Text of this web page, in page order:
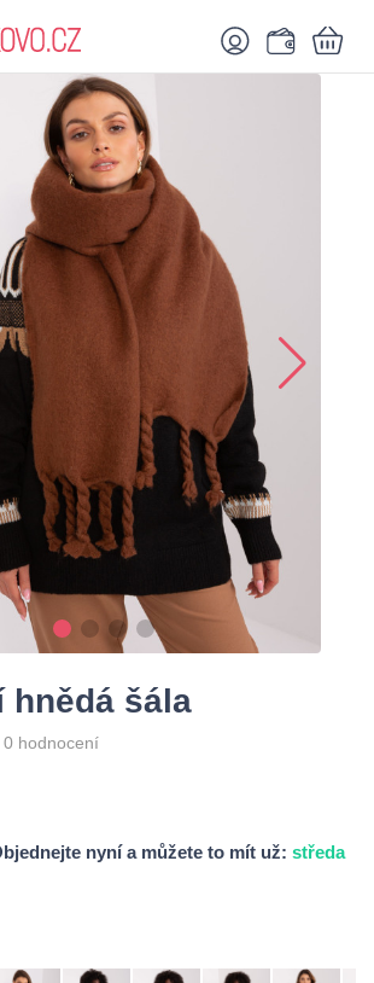
hnědá šála
0 hodnocení
nyní a můžete to mít už: středa